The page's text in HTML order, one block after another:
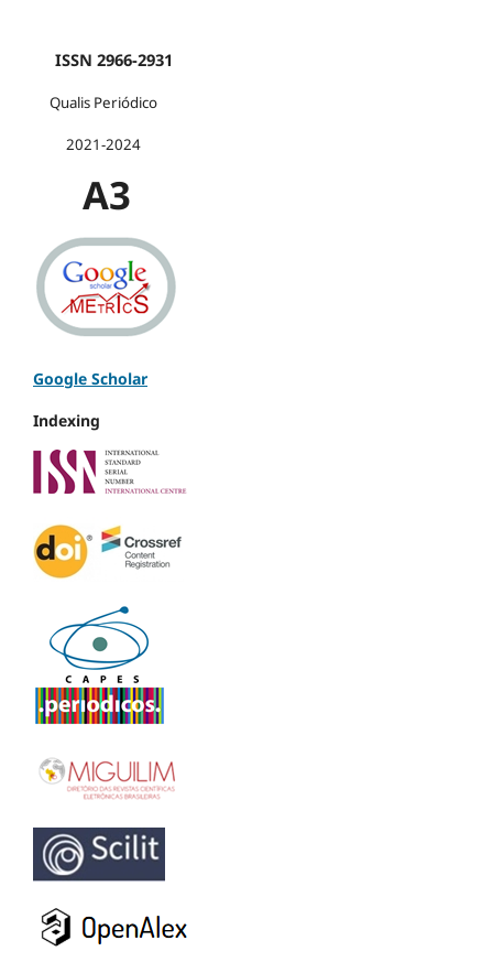
ISSN 2966-2931
Qualis Periódico
2021-2024
A3
Google Scholar
Indexing